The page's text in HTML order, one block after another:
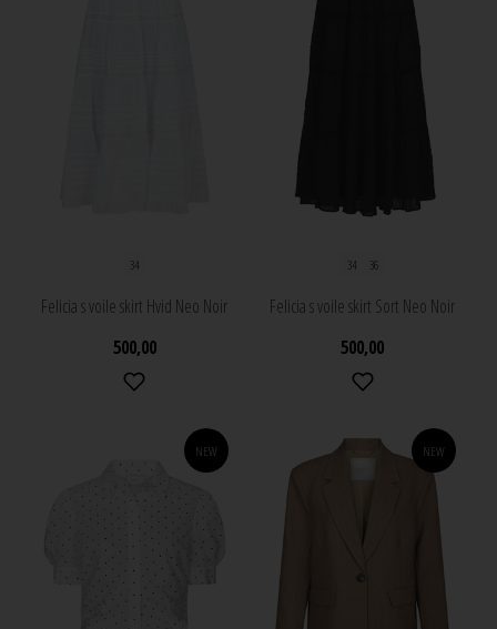
34
Felicia s voile skirt Hvid Neo Noir
500,00
34 36
Felicia s voile skirt Sort Neo Noir
500,00
NEW NEW